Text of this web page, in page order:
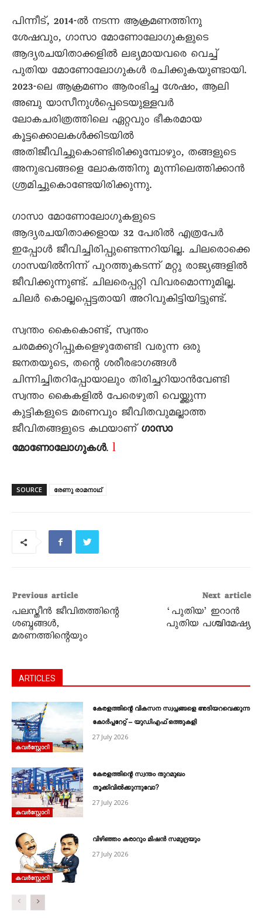
പിന്നീട്, 2014-ൽ നടന്ന ആക്രമണത്തിനു
ശേഷവും, ഗാസാ മോണോലോഗുകളുടെ
ആദ്യരചയിതാക്കളിൽ ലഭ്യമായവരെ വെച്ച്
പുതിയ മോണോലോഗുകൾ രചിക്കുകയുണ്ടായി.
2023-ലെ ആക്രമണം ആരംഭിച്ച ശേഷം, ആലി
അബു യാസീനുൾപ്പെടെയുള്ളവർ
ലോകചരിത്രത്തിലെ ഏറ്റവും ഭീകരമായ
കൂട്ടക്കൊലകൾക്കിടയിൽ
അതിജീവിച്ചുകൊണ്ടിരിക്കുമ്പോഴും, തങ്ങളുടെ
അനുഭവങ്ങളെ ലോകത്തിനു മുന്നിലെത്തിക്കാൻ
ശ്രമിച്ചുകൊണ്ടേയിരിക്കുന്നു.
ഗാസാ മോണോലോഗുകളുടെ
ആദ്യരചയിതാക്കളായ 32 പേരിൽ എത്രപേർ
ഇപ്പോൾ ജീവിച്ചിരിപ്പുണ്ടെന്നറിയില്ല. ചിലരൊക്കെ
ഗാസയിൽനിന്ന് പുറത്തുകടന്ന് മറ്റു രാജ്യങ്ങളിൽ
ജീവിക്കുന്നുണ്ട്. ചിലരെപ്പറ്റി വിവരമൊന്നുമില്ല.
ചിലർ കൊല്ലപ്പെട്ടതായി അറിവുകിട്ടിയിട്ടുണ്ട്.
സ്വന്തം കൈകൊണ്ട്, സ്വന്തം
ചരമക്കുറിപ്പുകളെഴുതേണ്ടി വരുന്ന ഒരു
ജനതയുടെ, തന്റെ ശരീരഭാഗങ്ങൾ
ചിന്നിച്ചിതറിപ്പോയാലും തിരിച്ചറിയാൻവേണ്ടി
സ്വന്തം കൈകളിൽ പേരെഴുതി വെയ്ക്കുന്ന
കുട്ടികളുടെ മരണവും ജീവിതവുമല്ലാത്ത
ജീവിതങ്ങളുടെ കഥയാണ് ഗാസാ
മോണോലോഗുകൾ. l
SOURCE രേണു രാമനാഥ്
Previous article
പലസ്തീന്‍ ജീവിതത്തിന്റെ
ശബ്ദങ്ങള്‍,
മരണത്തിന്റെയും
Next article
‘പുതിയ’ ഇറാൻ
പുതിയ പശ്ചിമേഷ്യ
ARTICLES
കവര്‍സ്റ്റോറി
കേരളത്തിന്റെ വികസന സ്വപ്നങ്ങളെ അടിയറവെക്കുന്ന
കോർപ്പറേറ്റ് – യുഡിഎഫ് ഒത്തുകളി
27 July 2026
കവര്‍സ്റ്റോറി
കേരളത്തിന്റെ സ്വന്തം തുറമുഖം
തൂക്കിവിൽക്കുന്നുവോ?
27 July 2026
കവര്‍സ്റ്റോറി
വിഴിഞ്ഞം കരാറും മിഷൻ സമുദ്രയും
27 July 2026